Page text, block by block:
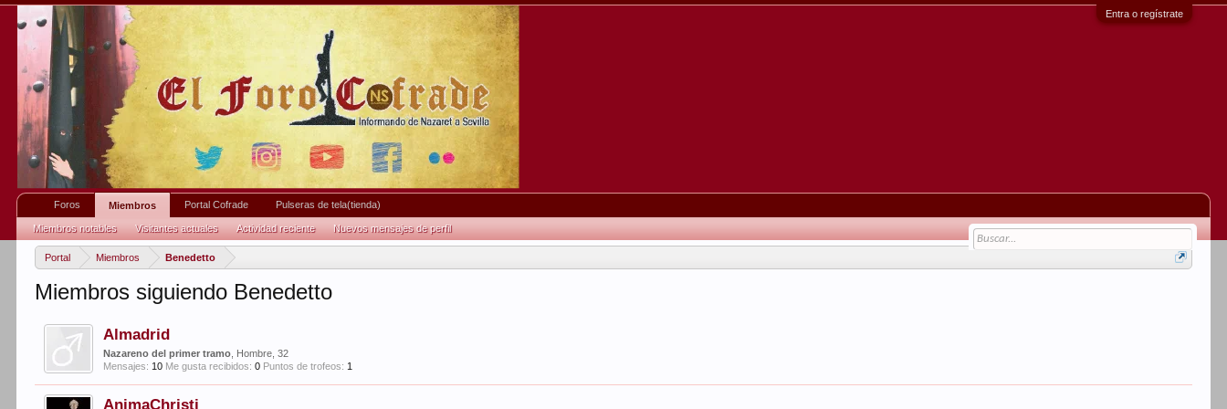
Entra o regístrate
Portal Miembros Benedetto
Miembros siguiendo Benedetto
Almadrid
Nazareno del primer tramo , Hombre, 32
Mensajes: 10 Me gusta recibidos: 0 Puntos de trofeos: 1
AnimaChristi
Foros Miembros
Miembros notables Visitantes actuales Actividad reciente Nuevos mensajes de perfil
Portal Cofrade Pulseras de tela(tienda)